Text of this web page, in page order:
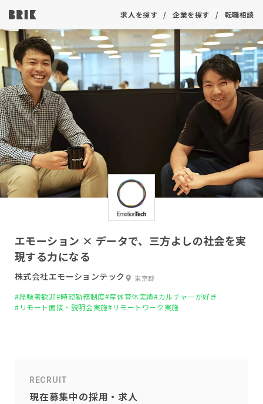
求人を探す 企業を探す 転職相談
エモーション × データで、三方よしの社会を実
現する力になる
株式会社エモーションテック 東京都
#経験者歓迎#時短勤務制度#産休育休実績#カルチャーが好き
#リモート面接・説明会実施#リモートワーク実施
RECRUIT
現在募集中の採用・求人